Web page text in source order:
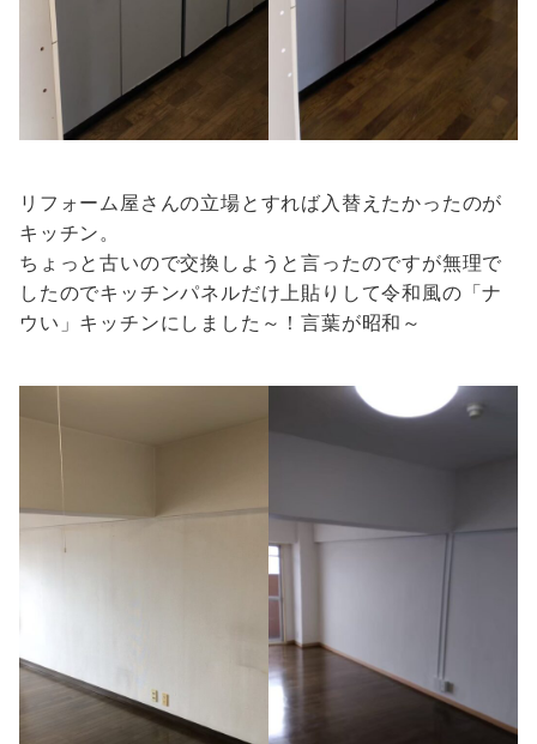
リフォーム屋さんの立場とすれば入替えたかったのが
キッチン。
ちょっと古いので交換しようと言ったのですが無理で
したのでキッチンパネルだけ上貼りして令和風の「ナ
ウい」キッチンにしました～！言葉が昭和～